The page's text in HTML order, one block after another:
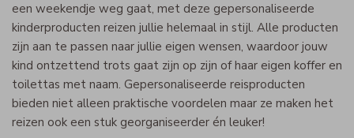
een weekendje weg gaat, met deze gepersonaliseerde
kinderproducten reizen jullie helemaal in stijl. Alle producten
zijn aan te passen naar jullie eigen wensen, waardoor jouw
kind ontzettend trots gaat zijn op zijn of haar eigen koffer en
toilettas met naam. Gepersonaliseerde reisproducten
bieden niet alleen praktische voordelen maar ze maken het
reizen ook een stuk georganiseerder én leuker!